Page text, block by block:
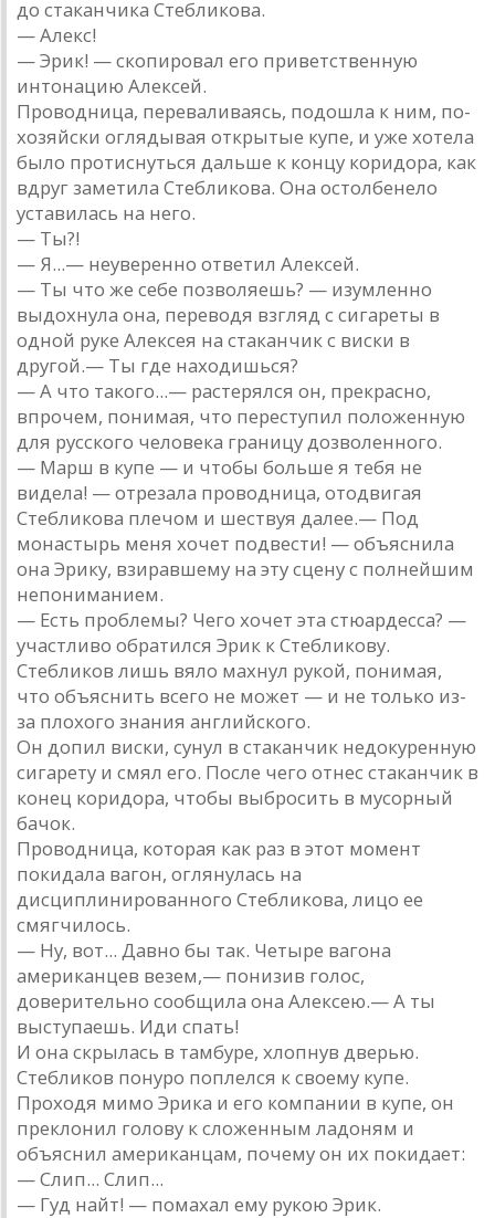
до стаканчика Стебликова.
— Алекс!
— Эрик! — скопировал его приветственную
интонацию Алексей.
Проводница, переваливаясь, подошла к ним, по-
хозяйски оглядывая открытые купе, и уже хотела
было протиснуться дальше к концу коридора, как
вдруг заметила Стебликова. Она остолбенело
уставилась на него.
— Ты?!
— Я...— неуверенно ответил Алексей.
— Ты что же себе позволяешь? — изумленно
выдохнула она, переводя взгляд с сигареты в
одной руке Алексея на стаканчик с виски в
другой.— Ты где находишься?
— А что такого...— растерялся он, прекрасно,
впрочем, понимая, что переступил положенную
для русского человека границу дозволенного.
— Марш в купе — и чтобы больше я тебя не
видела! — отрезала проводница, отодвигая
Стебликова плечом и шествуя далее.— Под
монастырь меня хочет подвести! — объяснила
она Эрику, взиравшему на эту сцену с полнейшим
непониманием.
— Есть проблемы? Чего хочет эта стюардесса? —
участливо обратился Эрик к Стебликову.
Стебликов лишь вяло махнул рукой, понимая,
что объяснить всего не может — и не только из-
за плохого знания английского.
Он допил виски, сунул в стаканчик недокуренную
сигарету и смял его. После чего отнес стаканчик в
конец коридора, чтобы выбросить в мусорный
бачок.
Проводница, которая как раз в этот момент
покидала вагон, оглянулась на
дисциплинированного Стебликова, лицо ее
смягчилось.
— Ну, вот... Давно бы так. Четыре вагона
американцев везем,— понизив голос,
доверительно сообщила она Алексею.— А ты
выступаешь. Иди спать!
И она скрылась в тамбуре, хлопнув дверью.
Стебликов понуро поплелся к своему купе.
Проходя мимо Эрика и его компании в купе, он
преклонил голову к сложенным ладоням и
объяснил американцам, почему он их покидает:
— Слип... Слип...
— Гуд найт! — помахал ему рукою Эрик.